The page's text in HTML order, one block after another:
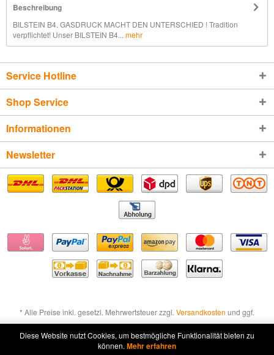
Beschreibung
BILSTEIN B4. GASDRUCK MACHT DEN UNTERSCHIED ! Tradition
verpflichtet! Unser BILSTEIN B4... mehr
Service Hotline
Shop Service
Informationen
Newsletter
* Alle Preise inkl. gesetzl. Mehrwertsteuer zzgl. Versandkosten und ggf.
Nachnahmegebühren, wenn nicht anders beschrieben
Widerruf erklären
Diese Website nutzt Cookies, um bestmögliche Funktionalität bieten zu
können. Mehr erfahren